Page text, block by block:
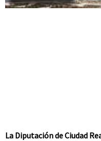
La Diputación de Ciudad